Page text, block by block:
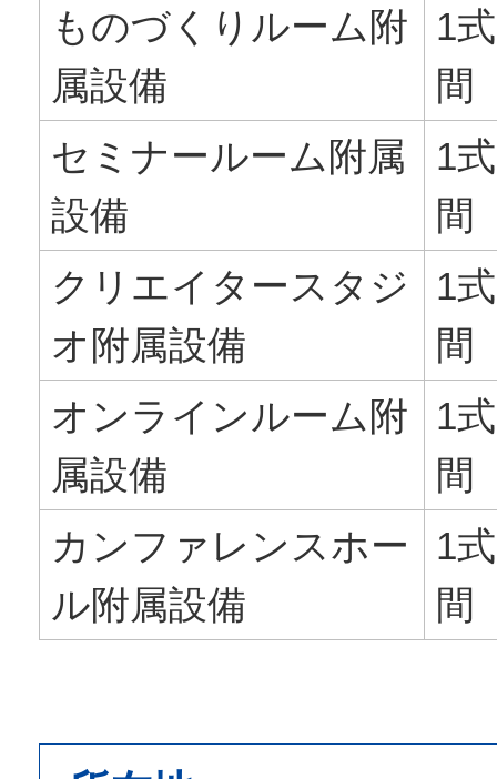
ものづくりルーム附
属設備
1
間
セミナールーム附属
設備
1
間
クリエイタースタジ
オ附属設備
1
間
オンラインルーム附
属設備
1
間
カンファレンスホー
ル附属設備
1
間